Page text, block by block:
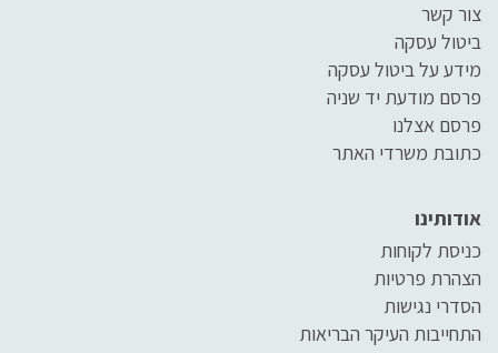
צור קשר
ביטול עסקה
מידע על ביטול עסקה
פרסם מודעת יד שניה
פרסם אצלנו
כתובת משרדי האתר
אודותינו
כניסת לקוחות
הצהרת פרטיות
הסדרי נגישות
התחייבות העיקר הבריאות